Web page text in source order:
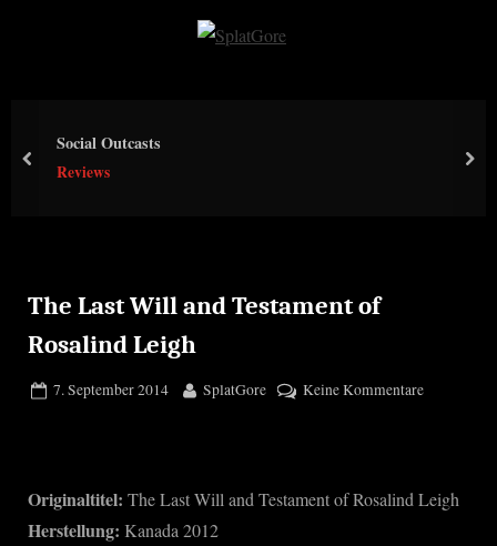
e
Social Outcasts
Reviews
prev
The Last Will and Testament of
Rosalind Leigh
Posted
7. September 2014 By
SplatGore Keine Kommentarezu
and
Testament
Originaltitel: The Last Will and Testament of Rosalind Leigh
Herstellung: Kanada 2012